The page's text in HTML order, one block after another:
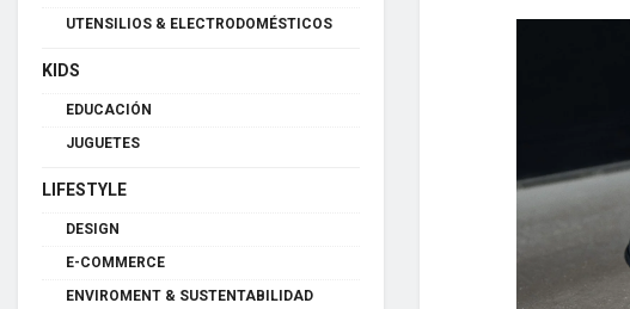
UTENSILIOS & ELECTRODOMÉSTICOS
KIDS
EDUCACIÓN
JUGUETES
LIFESTYLE
DESIGN
E-COMMERCE
ENVIROMENT & SUSTENTABILIDAD